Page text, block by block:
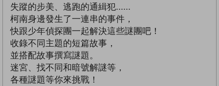
失蹤的步美、逃跑的通緝犯......
柯南身邊發生了一連串的事件，
快跟少年偵探團一起解決這些謎團吧！
收錄不同主題的短篇故事，
並搭配故事撰寫謎題。
迷宮、找不同和暗號解謎等，
各種謎題等你來挑戰！